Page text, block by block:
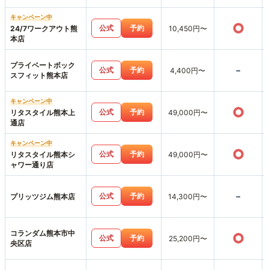
キャンペーン中
24/7ワークアウト熊
本店
公式 予約 10,450円〜 ○
プライベートボック
スフィット熊本店
公式 予約 4,400円〜 -
キャンペーン中
リタスタイル熊本上
通店
公式 予約 49,000円〜 ○
キャンペーン中
リタスタイル熊本シ
ャワー通り店
公式 予約 49,000円〜 ○
プリッツジム熊本店 公式 予約 14,300円〜 -
コランダム熊本市中
央区店
公式 予約 25,200円〜 ○